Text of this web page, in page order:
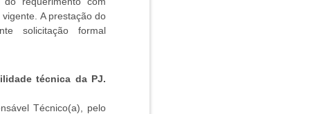
A prestação do
solicitação formal
técnica da PJ.
Técnico(a), pelo